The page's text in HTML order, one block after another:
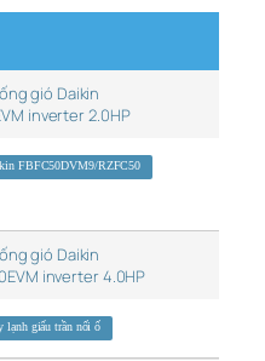
gió Daikin
inverter 2.0HP
FBFC50DVM9/RZFC50
gió Daikin
inverter 4.0HP
lạnh giấu trần nối ố